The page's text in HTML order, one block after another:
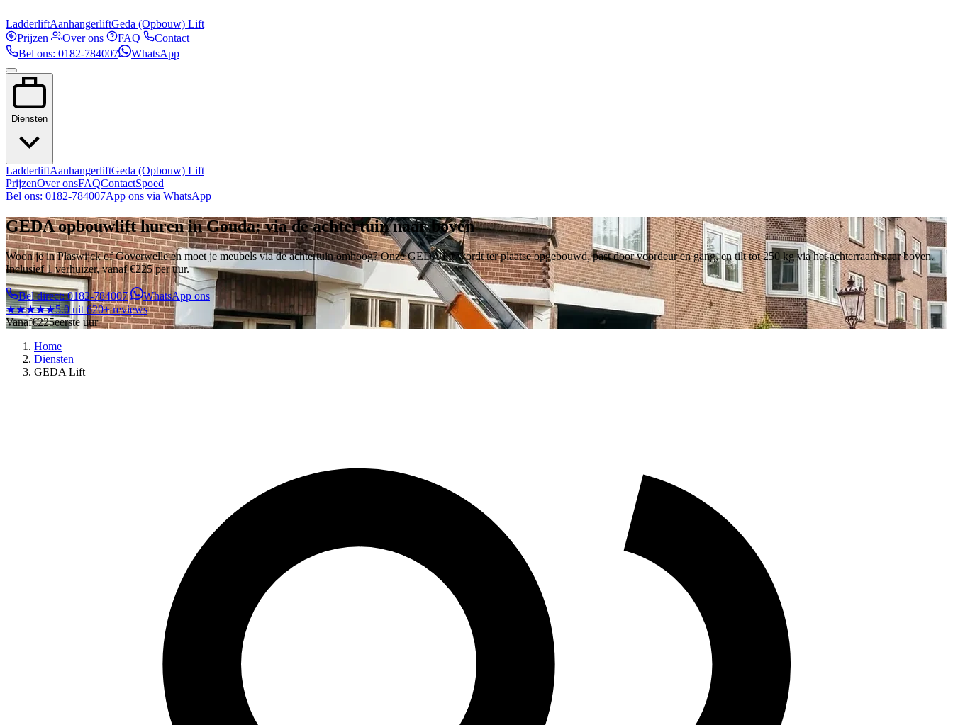
LadderliftAanhangerliftGeda (Opbouw) Lift
Prijzen
Over ons FAQ
Contact
Bel ons: 0182-784007
WhatsApp
Diensten
LadderliftAanhangerliftGeda (Opbouw) Lift
PrijzenOver onsFAQContactSpoed
Bel ons: 0182-784007App ons via WhatsApp
GEDA opbouwlift huren in Gouda: via de achtertuin naar boven
Woon je in Plaswijck of Goverwelle en moet je meubels via de achtertuin omhoog? Onze GEDA lift wordt ter plaatse opgebouwd, past door voordeur en gang, en tilt tot 250 kg via het achterraam naar boven.
Inclusief 1 verhuizer, vanaf €225 per uur.
Bel direct: 0182-784007
WhatsApp ons
★★★★★5.0 uit 620+ reviews
Vanaf€225eerste uur
Home
Diensten
GEDA Lift